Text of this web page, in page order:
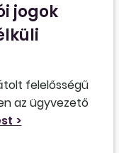
jogok
felelősségű
az ügyvezető
t, a